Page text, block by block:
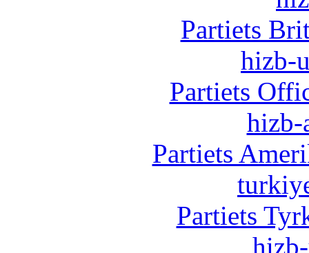
Partiets
hizb-
Partiets
hizb-
Partiets
Partiets